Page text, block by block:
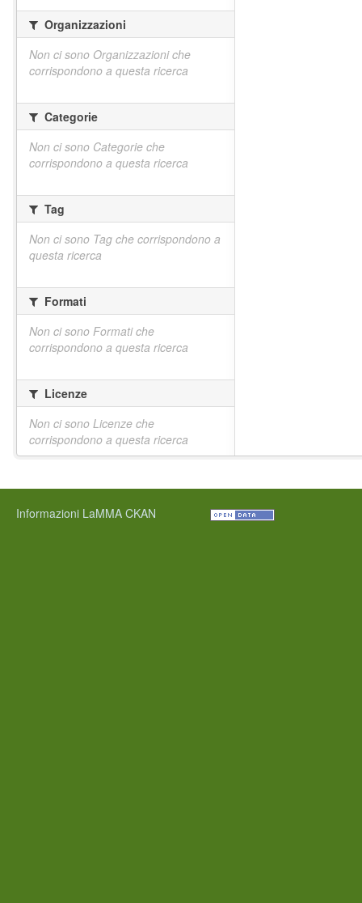
Organizzazioni
Non ci sono Organizzazioni che
corrispondono a questa ricerca
Categorie
Non ci sono Categorie che
corrispondono a questa ricerca
Tag
Non ci sono Tag che corrispondono a
questa ricerca
Formati
Non ci sono Formati che
corrispondono a questa ricerca
Licenze
Non ci sono Licenze che
corrispondono a questa ricerca
Informazioni LaMMA CKAN